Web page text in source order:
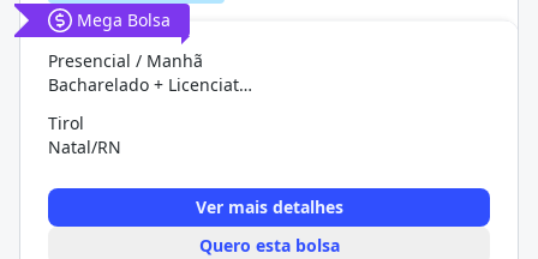
Mega Bolsa
Presencial / Manhã
Bacharelado + Licenciatura (graduação)
Tirol
Natal/RN
Ver mais detalhes
Quero esta bolsa